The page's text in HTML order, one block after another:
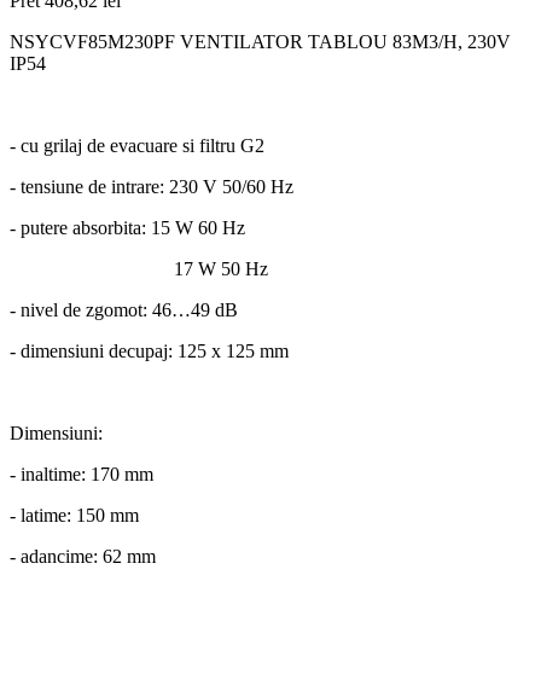
NSYCVF85M230PF VENTILATOR TABLOU 83M3/H, 230V
IP54
- cu grilaj de evacuare si filtru G2
- tensiune de intrare: 230 V 50/60 Hz
- putere absorbita: 15 W 60 Hz
17 W 50 Hz
- nivel de zgomot: 46…49 dB
- dimensiuni decupaj: 125 x 125 mm
Dimensiuni:
- inaltime: 170 mm
- latime: 150 mm
- adancime: 62 mm